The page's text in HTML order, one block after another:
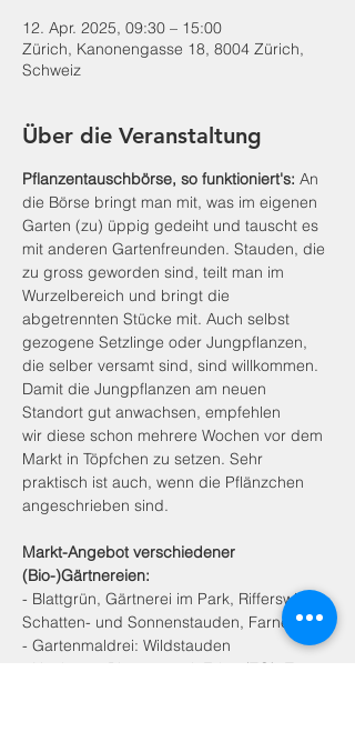
12. Apr. 2025, 09:30 – 15:00
Zürich, Kanonengasse 18, 8004 Zürich,
Schweiz
Über die Veranstaltung
Pflanzentauschbörse, so funktioniert's: An
die Börse bringt man mit, was im eigenen
Garten (zu) üppig gedeiht und tauscht es
mit anderen Gartenfreunden. Stauden, die
zu gross geworden sind, teilt man im
Wurzelbereich und bringt die
abgetrennten Stücke mit. Auch selbst
gezogene Setzlinge oder Jungpflanzen,
die selber versamt sind, sind willkommen.
Damit die Jungpflanzen am neuen
Standort gut anwachsen, empfehlen
wir diese schon mehrere Wochen vor dem
Markt in Töpfchen zu setzen. Sehr
praktisch ist auch, wenn die Pflänzchen
angeschrieben sind.
Markt-Angebot verschiedener
(Bio-)Gärtnereien:
- Blattgrün, Gärtnerei im Park, Rifferswil:
Schatten- und Sonnenstauden, Farne
- Gartenmaldrei: Wildstauden
- Neubauer Biogärtnerei, Erlen (TG): Tee-